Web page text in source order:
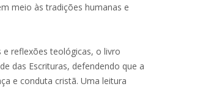
meio às tradições humanas e
e reflexões teológicas, o livro
das Escrituras, defendendo que a
e conduta cristã. Uma leitura